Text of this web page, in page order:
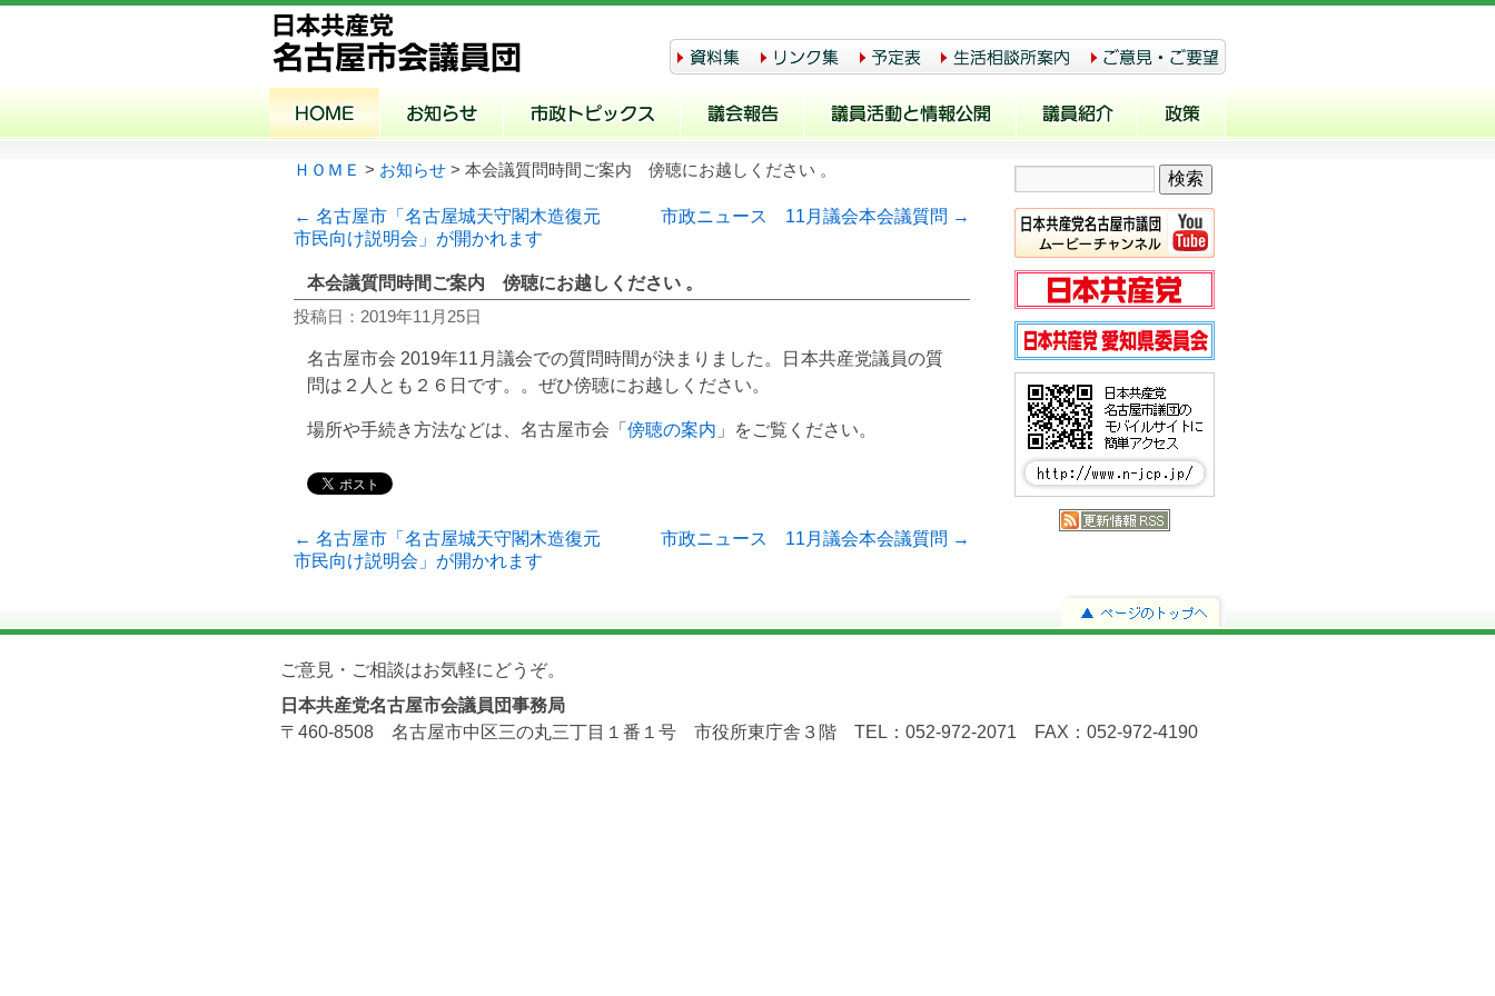
ＨＯＭＥ > お知らせ > 本会議質問時間ご案内 傍聴にお越しください 。
← 名古屋市「名古屋城天守閣木造復元
市民向け説明会」が開かれます
市政ニュース 11月議会本会議質問 →
本会議質問時間ご案内 傍聴にお越しください 。
投稿日：2019年11月25日
名古屋市会 2019年11月議会での質問時間が決まりました。日本共産党議員の質
問は２人とも２６日です。。ぜひ傍聴にお越しください。
場所や手続き方法などは、名古屋市会「 傍聴の案内 」をご覧ください。
← 名古屋市「名古屋城天守閣木造復元
市民向け説明会」が開かれます
市政ニュース 11月議会本会議質問 →
ご意見・ご相談はお気軽にどうぞ。
日本共産党名古屋市会議員団事務局
〒460-8508 名古屋市中区三の丸三丁目１番１号 市役所東庁舎３階 TEL：052-972-2071 FAX：052-972-4190